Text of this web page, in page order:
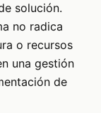
solución.
no radica
o recursos
una gestión
de